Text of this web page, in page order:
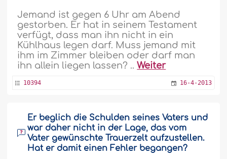
Jemand ist gegen 6 Uhr am Abend
gestorben. Er hat in seinem Testament
verfügt, dass man ihn nicht in ein
Kühlhaus legen darf. Muss jemand mit
ihm im Zimmer bleiben oder darf man
ihn allein liegen lassen? ..Weiter
10394 16-4-2013
Er beglich die Schulden seines Vaters und
war daher nicht in der Lage, das vom
Vater gewünschte Trauerzelt aufzustellen.
Hat er damit einen Fehler begangen?